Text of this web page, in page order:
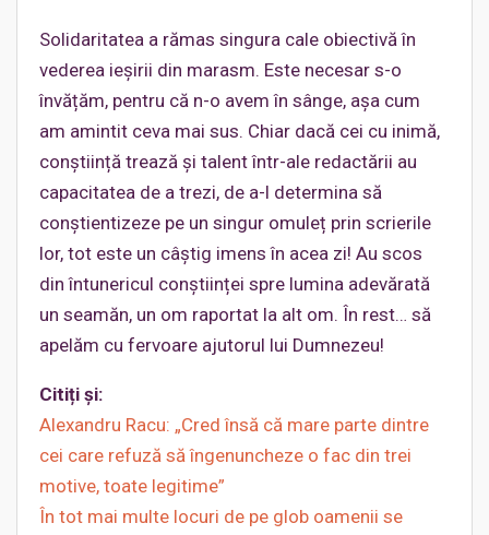
Solidaritatea a rămas singura cale obiectivă în
vederea ieșirii din marasm. Este necesar s-o
învățăm, pentru că n-o avem în sânge, așa cum
am amintit ceva mai sus. Chiar dacă cei cu inimă,
conștiință trează și talent într-ale redactării au
capacitatea de a trezi, de a-l determina să
conștientizeze pe un singur omuleț prin scrierile
lor, tot este un câștig imens în acea zi! Au scos
din întunericul conștiinței spre lumina adevărată
un seamăn, un om raportat la alt om. În rest… să
apelăm cu fervoare ajutorul lui Dumnezeu!
Citiți și:
Alexandru Racu: „Cred însă că mare parte dintre
cei care refuză să îngenuncheze o fac din trei
motive, toate legitime”
În tot mai multe locuri de pe glob oamenii se